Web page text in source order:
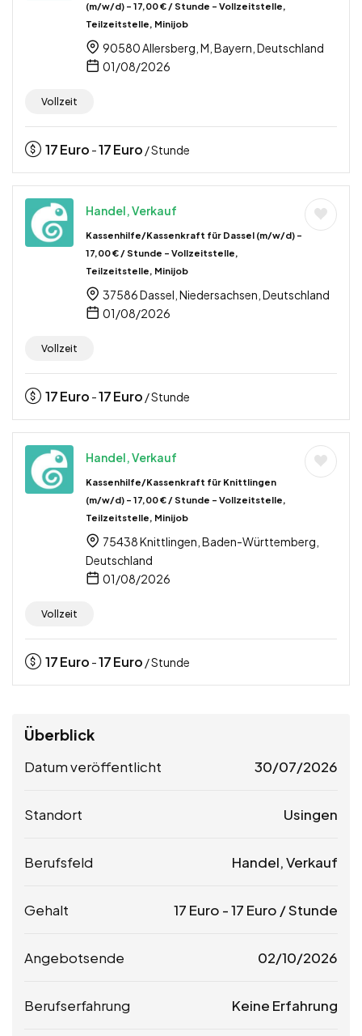
(m/w/d) – 17,00 € / Stunde – Vollzeitstelle,
Teilzeitstelle, Minijob
90580 Allersberg, M, Bayern, Deutschland
01/08/2026
Vollzeit
17Euro -17Euro / Stunde
Handel, Verkauf
Kassenhilfe/Kassenkraft für Dassel (m/w/d) –
17,00 € / Stunde – Vollzeitstelle,
Teilzeitstelle, Minijob
37586 Dassel, Niedersachsen, Deutschland
01/08/2026
Vollzeit
17Euro -17Euro / Stunde
Handel, Verkauf
Kassenhilfe/Kassenkraft für Knittlingen
(m/w/d) – 17,00 € / Stunde – Vollzeitstelle,
Teilzeitstelle, Minijob
75438 Knittlingen, Baden-Württemberg,
Deutschland
01/08/2026
Vollzeit
17Euro -17Euro / Stunde
Überblick
Datum veröffentlicht 30/07/2026
Standort Usingen
Berufsfeld Handel, Verkauf
Gehalt 17 Euro -17 Euro / Stunde
Angebotsende 02/10/2026
Berufserfahrung Keine Erfahrung